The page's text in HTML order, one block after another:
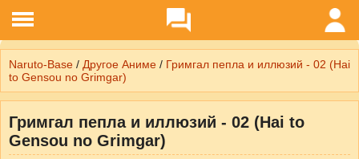
Naruto-Base / Другое Аниме / Гримгал пепла и иллюзий - 02 (Hai
to Gensou no Grimgar)
Гримгал пепла и иллюзий - 02 (Hai to
Gensou no Grimgar)